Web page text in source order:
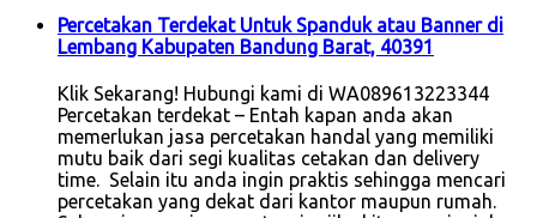
Percetakan Terdekat Untuk Spanduk atau Banner di
Lembang Kabupaten Bandung Barat, 40391
Klik Sekarang! Hubungi kami di WA089613223344
Percetakan terdekat – Entah kapan anda akan
memerlukan jasa percetakan handal yang memiliki
mutu baik dari segi kualitas cetakan dan delivery
time. Selain itu anda ingin praktis sehingga mencari
percetakan yang dekat dari kantor maupun rumah.